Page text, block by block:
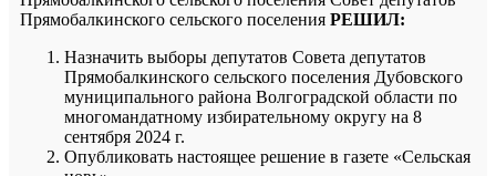
Прямобалкинского сельского поселения РЕШИЛ:
Назначить выборы депутатов Совета депутатов
Прямобалкинского сельского поселения Дубовского
муниципального района Волгоградской области по
многомандатному избирательному округу на 8
сентября 2024 г.
Опубликовать настоящее решение в газете «Сельская